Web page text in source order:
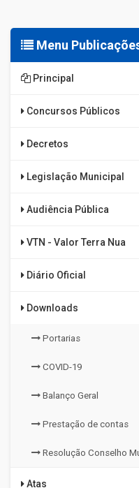
Menu
Principal
Concursos Públicos
Decretos
Legislação Municipal
Audiência Pública
VTN - Valor Terra Nua
Diário Oficial
Downloads
Portarias
COVID-19
Balanço Geral
Prestação de contas
Resolução Conselho
Atas